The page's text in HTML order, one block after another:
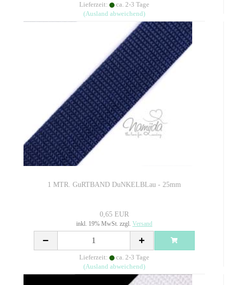
Lieferzeit:
ca. 2-3 Tage
(Ausland abweichend)
1 MTR. GuRTBAND DuNKELBLau - 25mm
0,65 EUR
inkl. 19% MwSt. zzgl. Versand
Lieferzeit:
ca. 2-3 Tage
(Ausland abweichend)